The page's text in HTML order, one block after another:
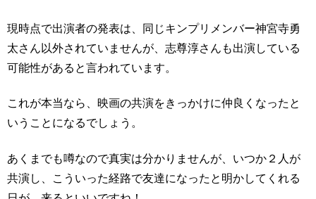
現時点で出演者の発表は、同じキンプリメンバー神宮寺勇
太さん以外されていませんが、志尊淳さんも出演している
可能性があると言われています。
これが本当なら、映画の共演をきっかけに仲良くなったと
いうことになるでしょう。
あくまでも噂なので真実は分かりませんが、いつか２人が
共演し、こういった経路で友達になったと明かしてくれる